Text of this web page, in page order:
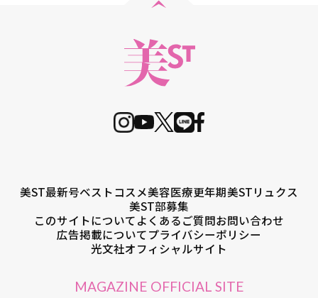
美ST最新号ベストコスメ美容医療更年期美STリュクス
美ST部募集
このサイトについてよくあるご質問お問い合わせ
広告掲載についてプライバシーポリシー
光文社オフィシャルサイト
MAGAZINE OFFICIAL SITE